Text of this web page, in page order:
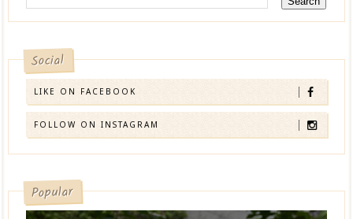
Social
LIKE ON FACEBOOK
FOLLOW ON INSTAGRAM
Popular